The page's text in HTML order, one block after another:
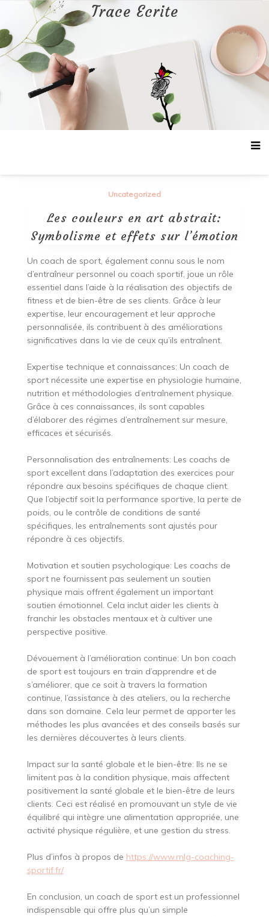
contenu
Trace Ecrite
Uncategorized
Les couleurs en art abstrait:
Symbolisme et effets sur l’émotion
Un coach de sport, également connu sous le nom
d’entraîneur personnel ou coach sportif, joue un rôle
essentiel dans l’aide à la réalisation des objectifs de
fitness et de bien-être de ses clients. Grâce à leur
expertise, leur encouragement et leur approche
personnalisée, ils contribuent à des améliorations
significatives dans la vie de ceux qu’ils entraînent.
Expertise technique et connaissances: Un coach de
sport nécessite une expertise en physiologie humaine,
nutrition et méthodologies d’entraînement physique.
Grâce à ces connaissances, ils sont capables
d’élaborer des régimes d’entraînement sur mesure,
efficaces et sécurisés.
Personnalisation des entraînements: Les coachs de
sport excellent dans l’adaptation des exercices pour
répondre aux besoins spécifiques de chaque client.
Que l’objectif soit la performance sportive, la perte de
poids, ou le contrôle de conditions de santé
spécifiques, les entraînements sont ajustés pour
répondre à ces objectifs.
Motivation et soutien psychologique: Les coachs de
sport ne fournissent pas seulement un soutien
physique mais offrent également un important
soutien émotionnel. Cela inclut aider les clients à
franchir les obstacles mentaux et à cultiver une
perspective positive.
Dévouement à l’amélioration continue: Un bon coach
de sport est toujours en train d’apprendre et de
s’améliorer, que ce soit à travers la formation
continue, l’assistance à des ateliers, ou la recherche
dans son domaine. Cela leur permet de apporter les
méthodes les plus avancées et des conseils basés sur
les dernières découvertes à leurs clients.
Impact sur la santé globale et le bien-être: Ils ne se
limitent pas à la condition physique, mais affectent
positivement la santé globale et le bien-être de leurs
clients. Ceci est réalisé en promouvant un style de vie
équilibré qui intègre une alimentation appropriée, une
activité physique régulière, et une gestion du stress.
Plus d’infos à propos de https://www.mlg-coaching-
sportif.fr/
En conclusion, un coach de sport est un professionnel
indispensable qui offre plus qu’un simple